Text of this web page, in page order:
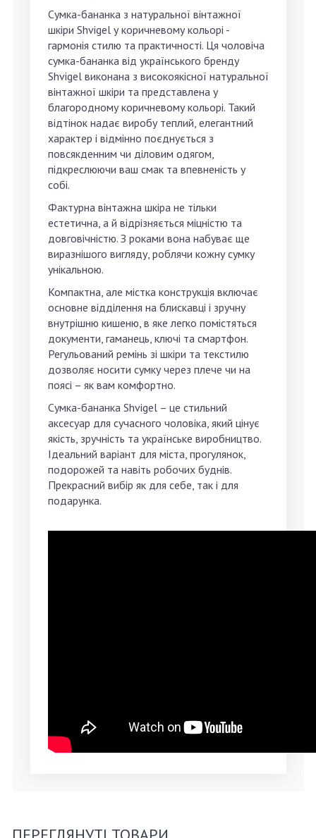
Сумка-бананка з натуральної вінтажної
шкіри Shvigel у коричневому кольорі -
гармонія стилю та практичності. Ця чоловіча
сумка-бананка від українського бренду
Shvigel виконана з високоякісної натуральної
вінтажної шкіри та представлена у
благородному коричневому кольорі. Такий
відтінок надає виробу теплий, елегантний
характер і відмінно поєднується з
повсякденним чи діловим одягом,
підкреслюючи ваш смак та впевненість у
собі.
Фактурна вінтажна шкіра не тільки
естетична, а й відрізняється міцністю та
довговічністю. З роками вона набуває ще
виразнішого вигляду, роблячи кожну сумку
унікальною.
Компактна, але містка конструкція включає
основне відділення на блискавці і зручну
внутрішню кишеню, в яке легко помістяться
документи, гаманець, ключі та смартфон.
Регульований ремінь зі шкіри та текстилю
дозволяє носити сумку через плече чи на
поясі – як вам комфортно.
Сумка-бананка Shvigel – це стильний
аксесуар для сучасного чоловіка, який цінує
якість, зручність та українське виробництво.
Ідеальний варіант для міста, прогулянок,
подорожей та навіть робочих буднів.
Прекрасний вибір як для себе, так і для
подарунка.